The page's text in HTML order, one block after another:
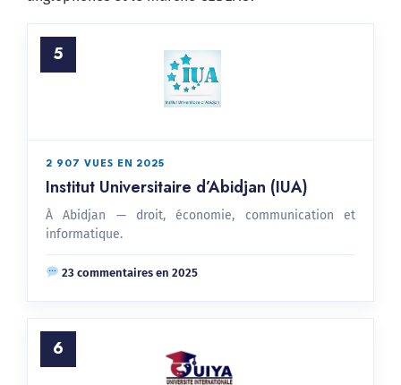
5
2 907 VUES EN 2025
Institut Universitaire d’Abidjan (IUA)
À Abidjan — droit, économie, communication et
informatique.
23 commentaires en 2025
6